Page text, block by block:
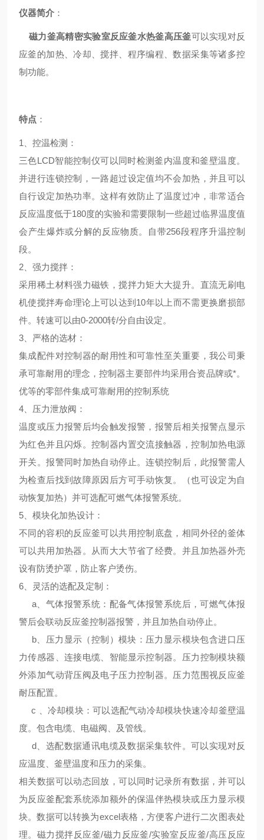
仪器简介 ：
磁力釜高精密实验室反应釜水热釜高压釜可以实现对反
应釜的加热、冷却、搅拌、程序编程、数据采集等诸多控
制功能。
特点 ：
1、 控温检测 ：
三色LCD智能控制仪可以同时检测釜内温度和釜壁温度。
并进行连锁控制，一路超过设定值均不会加热，并且可以
自行设定加热功率。这样有效防止了温度过冲，非常适合
反应温度低于180度的实验和需要限制一些超过临界温度值
会产生爆炸或分解的反应物质。自带256段程序升温控制
段。
2、 强力搅拌 ：
采用稀土材料强力磁铁，搅拌力矩大大提升。直流无刷电
机使搅拌寿命理论上可以达到10年以上而不需更换磨损部
件。转速可以由0-2000转/分自由设定。
3、 严格的选材 ：
集成配件对控制器的耐用性和可靠性至关重要，我公司秉
承可靠耐用的理念，控制器主要部件均采用合资品牌或*。
优等的零部件集成可靠耐用的控制系统
4、压力泄放阀：
温度或压力报警后均会触发报警，报警后相关报警点显示
为红色并且闪烁。控制器内置交流接触器，控制加热电源
开关。报警同时加热自动停止。连锁控制后，此报警需人
为检查后找到故障原因后方可手动恢复。（也可设定为自
动恢复加热）并可选配可燃气体报警系统。
5、 模块化加热设计 ：
不同的容积的反应釜可以共用控制底盘，相同外径的釜体
可以共用加热器。从而大大节省了经费。并且加热器外壳
设有防烫护罩，防止客户烫伤。
6、
灵活的选配及定制 ：
a、气体报警系统：配备气体报警系统后，可燃气体报
警后会联动反应釜控制器报警，并且加热自动停止。
b、压力显示（控制）模块：压力显示模块包含进口压
力传感器、连接电缆、智能显示控制器。压力控制模块额
外添加气动背压阀及电子压力控制器。压力范围视反应釜
耐压配置。
c 、冷却模块：可以选配气动冷却模块快速冷却釜壁温
度。包含电缆、电磁阀、及管线。
d、选配数据通讯电缆及数据采集软件。可以实现对反
应温度、釜壁温度和压力的采集。
相关数据可以动态回放，可以同时记录所有数据，并可以
为反应釜配套系统添加额外的保温伴热模块或压力显示模
块。数据可以转换为excel表格，方便客户进行二次图表处
理。磁力搅拌反应釜/磁力反应釜/实验室反应釜/高压反应